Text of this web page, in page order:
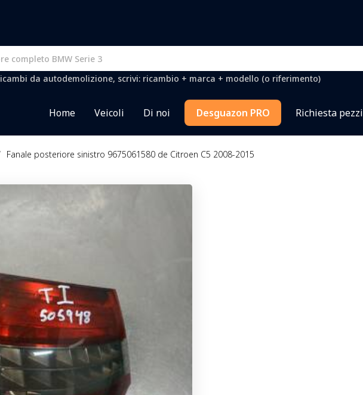
da autodemolizione, scrivi: ricambio + marca + modello (o riferimento)
Home Veicoli Di noi Desguazon PRO Richiesta pezzi
Fanale posteriore sinistro 9675061580 de Citroen C5 2008-2015